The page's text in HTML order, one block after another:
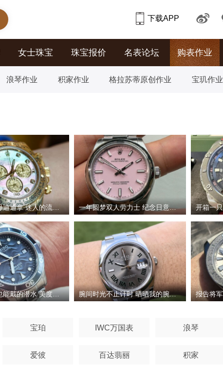
下载APP
女士珠宝 珠宝报价 名表论坛 购表作业
浪琴作业 积家作业 格拉苏蒂原创作业 宝玑作业
大溪地黑贝母迪通拿 迷人的流光幻彩盘 一年圆梦双人劳力士 纪念日意外收获糖果粉恒动
小腕子福音也能戴的潜水 美度领航者逐浪 腕间时光不止计时 晒晒我的腕表收藏
宝珀 IWC万国表 浪琴
爱彼 百达翡丽 积家